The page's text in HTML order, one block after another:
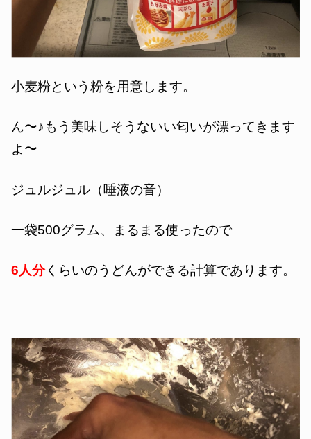
小麦粉という粉を用意します。
ん〜♪もう美味しそうないい匂いが漂ってきます
よ〜
ジュルジュル（唾液の音）
一袋500グラム、まるまる使ったので
6人分くらいのうどんができる計算であります。